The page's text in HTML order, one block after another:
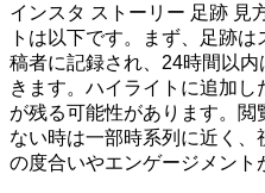
インスタ ストーリー 足跡 見
トは以下です。まず、足跡
稿者に記録され、24時間以
きます。ハイライトに追加し
が残る可能性があります。
ない時は一部時系列に近く
の度合いやエンゲージメント